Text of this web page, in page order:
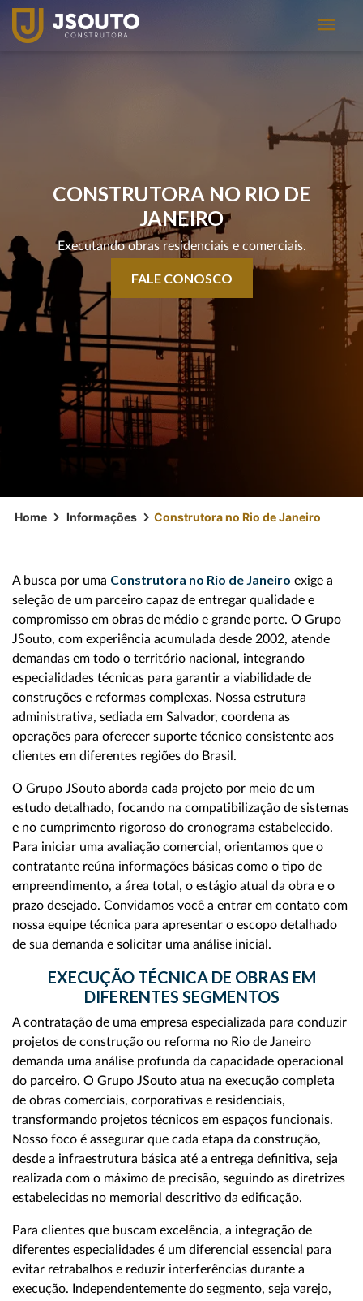
CONSTRUTORA NO RIO DE
JANEIRO
Executando obras residenciais e comerciais.
FALE CONOSCO
Home Informações Construtora no Rio de Janeiro
A busca por uma Construtora no Rio de Janeiro exige a
seleção de um parceiro capaz de entregar qualidade e
compromisso em obras de médio e grande porte. O Grupo
JSouto, com experiência acumulada desde 2002, atende
demandas em todo o território nacional, integrando
especialidades técnicas para garantir a viabilidade de
construções e reformas complexas. Nossa estrutura
administrativa, sediada em Salvador, coordena as
operações para oferecer suporte técnico consistente aos
clientes em diferentes regiões do Brasil.
O Grupo JSouto aborda cada projeto por meio de um
estudo detalhado, focando na compatibilização de sistemas
e no cumprimento rigoroso do cronograma estabelecido.
Para iniciar uma avaliação comercial, orientamos que o
contratante reúna informações básicas como o tipo de
empreendimento, a área total, o estágio atual da obra e o
prazo desejado. Convidamos você a entrar em contato com
nossa equipe técnica para apresentar o escopo detalhado
de sua demanda e solicitar uma análise inicial.
EXECUÇÃO TÉCNICA DE OBRAS EM
DIFERENTES SEGMENTOS
A contratação de uma empresa especializada para conduzir
projetos de construção ou reforma no Rio de Janeiro
demanda uma análise profunda da capacidade operacional
do parceiro. O Grupo JSouto atua na execução completa
de obras comerciais, corporativas e residenciais,
transformando projetos técnicos em espaços funcionais.
Nosso foco é assegurar que cada etapa da construção,
desde a infraestrutura básica até a entrega definitiva, seja
realizada com o máximo de precisão, seguindo as diretrizes
estabelecidas no memorial descritivo da edificação.
Para clientes que buscam excelência, a integração de
diferentes especialidades é um diferencial essencial para
evitar retrabalhos e reduzir interferências durante a
execução. Independentemente do segmento, seja varejo,